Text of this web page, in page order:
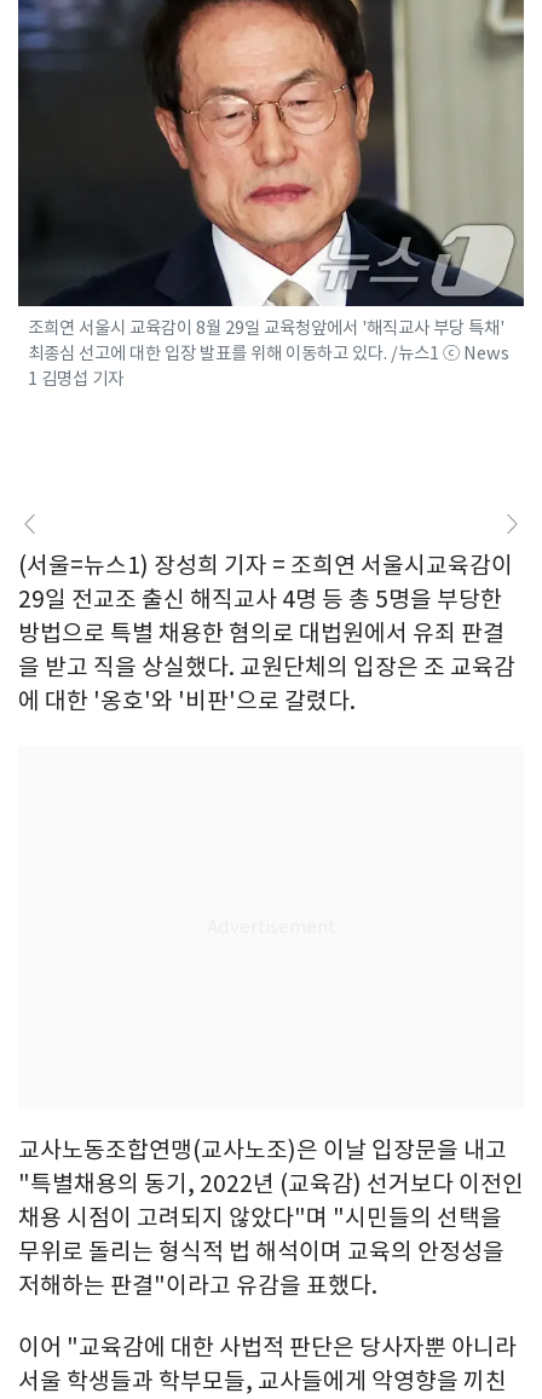
조희연 서울시 교육감이 8월 29일 교육청앞에서 '해직교사 부당 특채'
최종심 선고에 대한 입장 발표를 위해 이동하고 있다. /뉴스1 ⓒ News
1 김명섭 기자
(서울=뉴스1) 장성희 기자 = 조희연 서울시교육감이
29일 전교조 출신 해직교사 4명 등 총 5명을 부당한
방법으로 특별 채용한 혐의로 대법원에서 유죄 판결
을 받고 직을 상실했다. 교원단체의 입장은 조 교육감
에 대한 '옹호'와 '비판'으로 갈렸다.
교사노동조합연맹(교사노조)은 이날 입장문을 내고
"특별채용의 동기, 2022년 (교육감) 선거보다 이전인
채용 시점이 고려되지 않았다"며 "시민들의 선택을
무위로 돌리는 형식적 법 해석이며 교육의 안정성을
저해하는 판결"이라고 유감을 표했다.
이어 "교육감에 대한 사법적 판단은 당사자뿐 아니라
서울 학생들과 학부모들, 교사들에게 악영향을 끼친